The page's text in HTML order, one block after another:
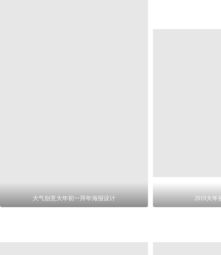
大气创意大年初一拜年海报设计 2019大年